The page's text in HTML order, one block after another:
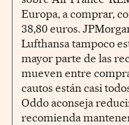
Europa, a comprar,
38,80 euros.
Lufthansa tampoco
mayor parte de las
mueven entre
cautos están casi
Oddo aconseja
recomienda